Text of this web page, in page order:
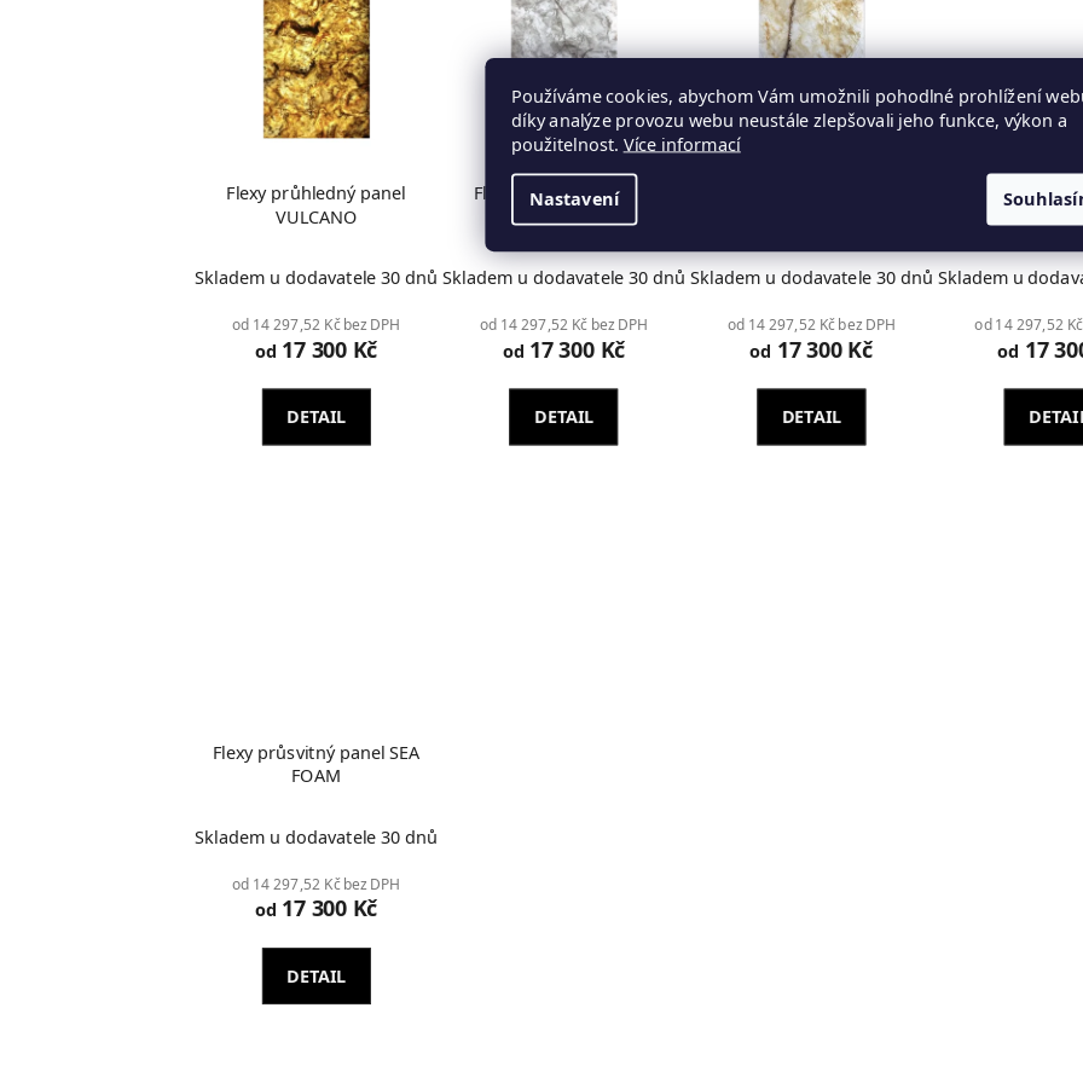
Používáme cookies, abychom Vám umožnili pohodlné prohlížení
díky analýze provozu webu neustále zlepšovali jeho funkce, výkon a
použitelnost. Více informací
Nastavení
Flexy průhledný panel
VULCANO
hodnocení
produktu
je
z
Skladem u dodavatele 30 dnů
od 14 297,52 Kč bez DPH
od 17 300 Kč
DETAIL
Flexy průhledný panel
CRACKED SKY
Skladem u dodavatele 30 dnů
od 14 297,52 Kč bez DPH
od 17 300 Kč
DETAIL
Skladem u dodavatele 30 dnů
od 14 297,52 Kč bez DPH
od 17 300 Kč
DETAIL
Flexy
Skladem u
od 14 297,52
od 17
Flexy průsvitný panel SEA
FOAM
Skladem u dodavatele 30 dnů
od 14 297,52 Kč bez DPH
od 17 300 Kč
DETAIL